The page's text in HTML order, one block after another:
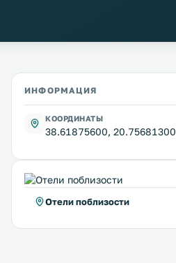
ИНФОРМАЦИЯ
КООРДИНАТЫ
38.61875600, 20.75681300
Отели поблизости